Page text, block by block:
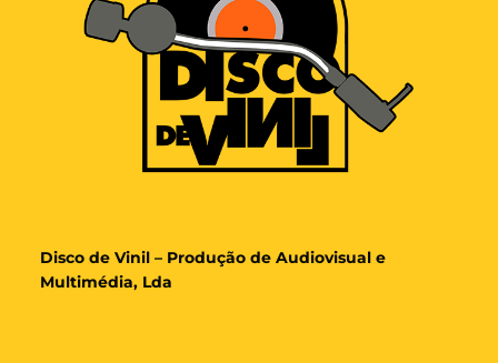
Disco de Vinil – Produção de Audiovisual e
Multimédia, Lda